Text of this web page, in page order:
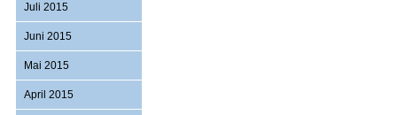
Juli 2015
Juni 2015
Mai 2015
April 2015